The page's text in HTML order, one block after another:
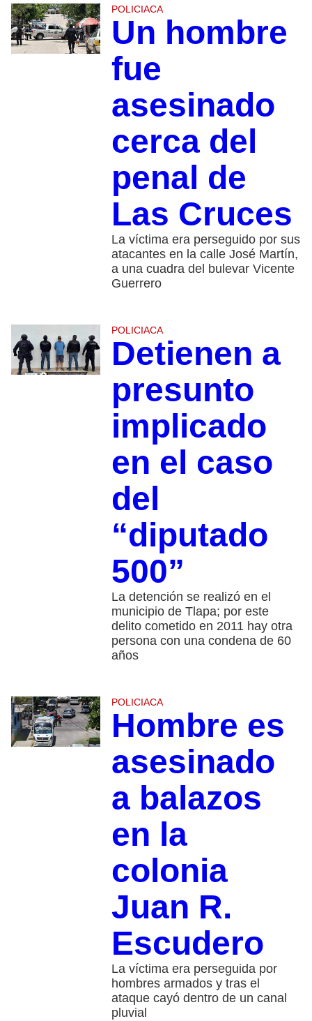
POLICIACA
Un hombre
fue
asesinado
cerca del
penal de
Las Cruces
La víctima era perseguido por sus
atacantes en la calle José Martín,
a una cuadra del bulevar Vicente
Guerrero
POLICIACA
Detienen a
presunto
implicado
en el caso
del
“diputado
500”
La detención se realizó en el
municipio de Tlapa; por este
delito cometido en 2011 hay otra
persona con una condena de 60
años
POLICIACA
Hombre es
asesinado
a balazos
en la
colonia
Juan R.
Escudero
La víctima era perseguida por
hombres armados y tras el
ataque cayó dentro de un canal
pluvial